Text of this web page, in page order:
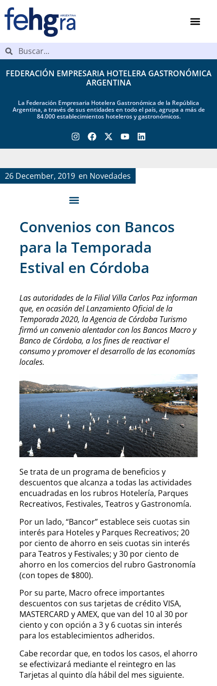
FEDERACIÓN EMPRESARIA HOTELERA GASTRONÓMICA
ARGENTINA
La Federación Empresaria Hotelera Gastronómica de la República
Argentina, a través de sus entidades en todo el país, agrupa a más de
84.000 establecimientos hoteleros y gastronómicos.
26 December, 2019 en Novedades
Convenios con Bancos
para la Temporada
Estival en Córdoba
Las autoridades de la Filial Villa Carlos Paz informan
que, en ocasión del Lanzamiento Oficial de la
Temporada 2020, la Agencia de Córdoba Turismo
firmó un convenio alentador con los Bancos Macro y
Banco de Córdoba, a los fines de reactivar el
consumo y promover el desarrollo de las economías
locales.
Se trata de un programa de beneficios y
descuentos que alcanza a todas las actividades
encuadradas en los rubros Hotelería, Parques
Recreativos, Festivales, Teatros y Gastronomía.
Por un lado, “Bancor” establece seis cuotas sin
interés para Hoteles y Parques Recreativos; 20
por ciento de ahorro en seis cuotas sin interés
para Teatros y Festivales; y 30 por ciento de
ahorro en los comercios del rubro Gastronomía
(con topes de $800).
Por su parte, Macro ofrece importantes
descuentos con sus tarjetas de crédito VISA,
MASTERCARD y AMEX, que van del 10 al 30 por
ciento y con opción a 3 y 6 cuotas sin interés
para los establecimientos adheridos.
Cabe recordar que, en todos los casos, el ahorro
se efectivizará mediante el reintegro en las
Tarjetas al quinto día hábil del mes siguiente.